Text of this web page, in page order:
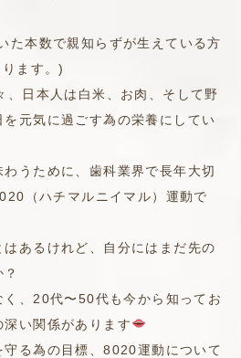
た本数で親知らずが生えている方
ます。)
、日本人は白米、お肉、そして野
元気に過ごす為の栄養にしてい
うために、歯科業界で長年大切
（ハチマルニイマル）運動で
はあるけれど、自分にはまだ先の
、20代〜50代も今から知ってお
い関係があります
る為の目標、8020運動について